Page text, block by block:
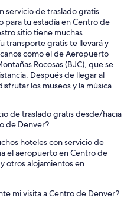
servicio de traslado gratis
para tu estadía en Centro de
sitio tiene muchas
transporte gratis te llevará y
como el de Aeropuerto
Rocosas (BJC), que se
Después de llegar al
los museos y la música
de traslado gratis desde/hacia
de Denver?
hoteles con servicio de
el aeropuerto en Centro de
otros alojamientos en
mi visita a Centro de Denver?